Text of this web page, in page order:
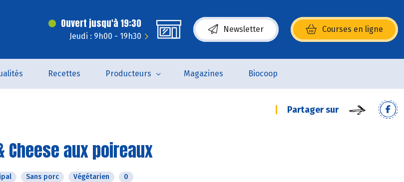
Ouvert jusqu'à 19:30
Jeudi : 9h00 - 19h30
Newsletter Courses en ligne
(s’ouvre dans une nouvelle fenêtre)
Recettes Producteurs Magazines Biocoop
Partager sur
Cheese aux poireaux
Sans porc Végétarien 0